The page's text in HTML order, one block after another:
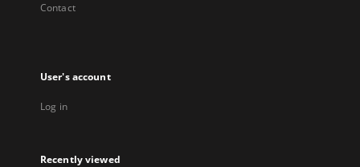
Contact
User's account
Log in
Recently viewed